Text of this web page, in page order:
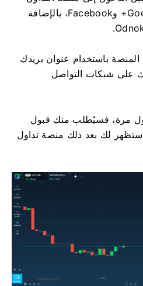
باستخدام حسابك على Google+ وFacebook، بالإضافة
باستخدام عنوان بريدك
على شبكات التواصل
مرة، فسيُطلب منك قبول
لك بعد ذلك منصة تداول